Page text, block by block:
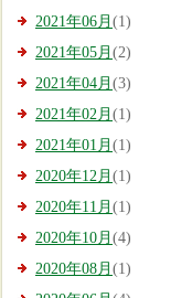
2021年06月 (1)
2021年05月 (2)
2021年04月 (3)
2021年02月 (1)
2021年01月 (1)
2020年12月 (1)
2020年11月 (1)
2020年10月 (4)
2020年08月 (1)